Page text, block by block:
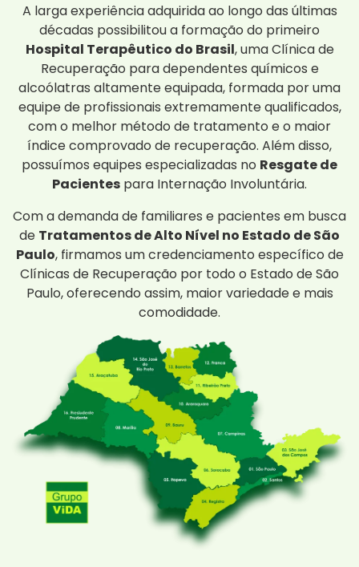
A larga experiência adquirida ao longo das últimas
décadas possibilitou a formação do primeiro
Hospital Terapêutico do Brasil, uma Clínica de
Recuperação para dependentes químicos e
alcoólatras altamente equipada, formada por uma
equipe de profissionais extremamente qualificados,
com o melhor método de tratamento e o maior
índice comprovado de recuperação. Além disso,
possuímos equipes especializadas no Resgate de
Pacientes para Internação Involuntária.
Com a demanda de familiares e pacientes em busca
de Tratamentos de Alto Nível no Estado de São
Paulo, firmamos um credenciamento específico de
Clínicas de Recuperação por todo o Estado de São
Paulo, oferecendo assim, maior variedade e mais
comodidade.